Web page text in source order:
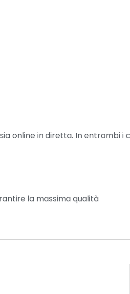
online in diretta. In entrambi i
la massima qualità